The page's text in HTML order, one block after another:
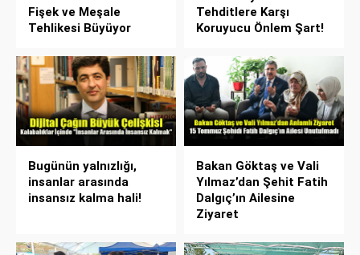
Fişek ve Meşale
Tehlikesi Büyüyor
Tehditlere Karşı
Koruyucu Önlem Şart!
Bugünün yalnızlığı,
insanlar arasında
insansız kalma hali!
Bakan Göktaş ve Vali
Yılmaz’dan Şehit Fatih
Dalgıç’ın Ailesine
Ziyaret